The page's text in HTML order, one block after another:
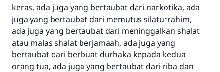
keras, ada juga yang bertaubat dari narkotika, ada
juga yang bertaubat dari memutus silaturrahim,
ada juga yang bertaubat dari meninggalkan shalat
atau malas shalat berjamaah, ada juga yang
bertaubat dari berbuat durhaka kepada kedua
orang tua, ada juga yang bertaubat dari riba dan